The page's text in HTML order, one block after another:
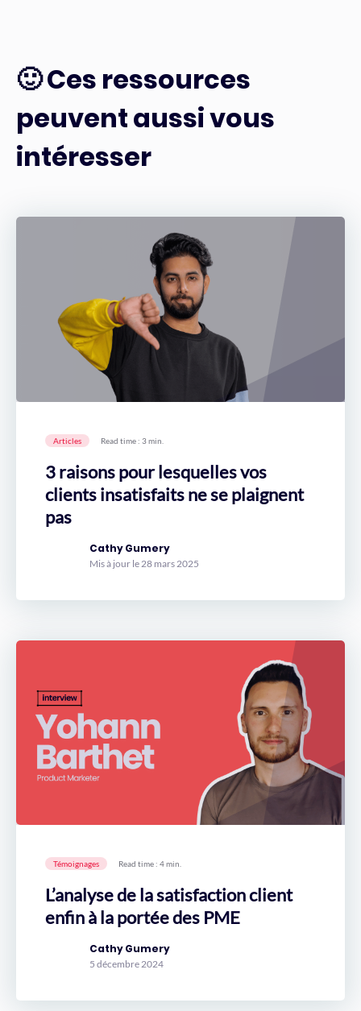
🙂 Ces ressources
peuvent aussi vous
intéresser
Articles Read time : 3 min.
3 raisons pour lesquelles vos
clients insatisfaits ne se plaignent
pas
Cathy Gumery
Mis à jour le 28 mars 2025
Témoignages Read time : 4 min.
L’analyse de la satisfaction client
enfin à la portée des PME
Cathy Gumery
5 décembre 2024